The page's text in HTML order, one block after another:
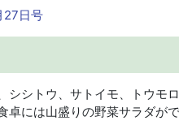
日号
シトウ、サトイモ、トウモロ
卓には山盛りの野菜サラダがで